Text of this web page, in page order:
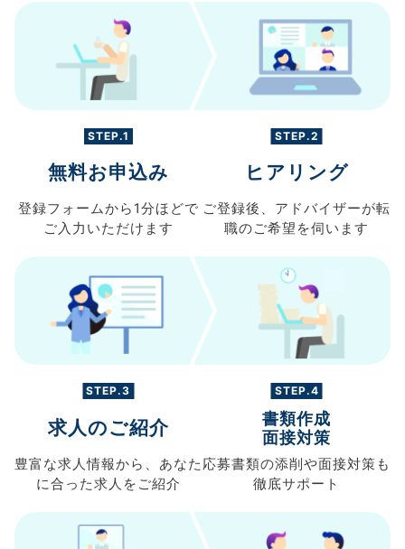
STEP.1
無料お申込み
登録フォームから 1分ほどで
ご入力 いただけます
STEP.2
ヒアリング
ご登録後、 アドバイザーが転
職のご希望を伺います
STEP.3
求人のご紹介
豊富な求人情報から、 あなた
に合った求人を ご紹介
STEP.4
書類作成
面接対策
応募書類の添削や面接対策も
徹底サポート